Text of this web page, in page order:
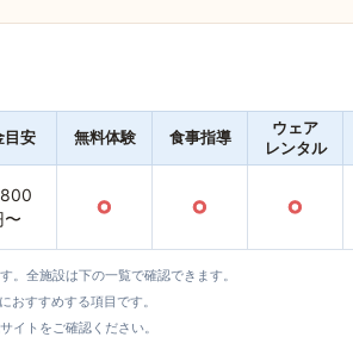
目安 無料体験 食事指導
ウェア
レンタル
〜
○ ○ ○
全施設は下の一覧で確認できます。
すすめする項目です。
イトをご確認ください。